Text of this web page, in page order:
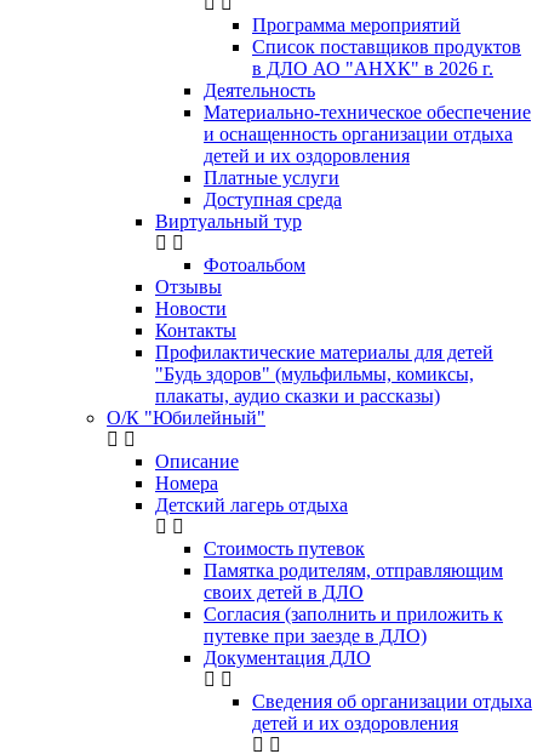
Программа мероприятий
Список поставщиков продуктов
в ДЛО АО "АНХК" в 2026 г.
Деятельность
Материально-техническое обеспечение
и оснащенность организации отдыха
детей и их оздоровления
Платные услуги
Доступная среда
Виртуальный тур
Фотоальбом
Отзывы
Новости
Контакты
Профилактические материалы для детей
"Будь здоров" (мульфильмы, комиксы,
плакаты, аудио сказки и рассказы)
О/К "Юбилейный"
Описание
Номера
Детский лагерь отдыха
Стоимость путевок
Памятка родителям, отправляющим
своих детей в ДЛО
Согласия (заполнить и приложить к
путевке при заезде в ДЛО)
Документация ДЛО
Сведения об организации отдыха
детей и их оздоровления